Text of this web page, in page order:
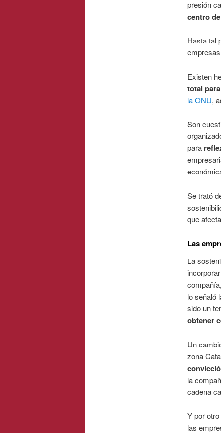
presión
centro
Hasta tal
Existen
total
la ONU,
Son
para
Se trató
que
Las
La
incorporar
lo señaló
sido un
obtener
Un
zona
la
cadena
Y por
las